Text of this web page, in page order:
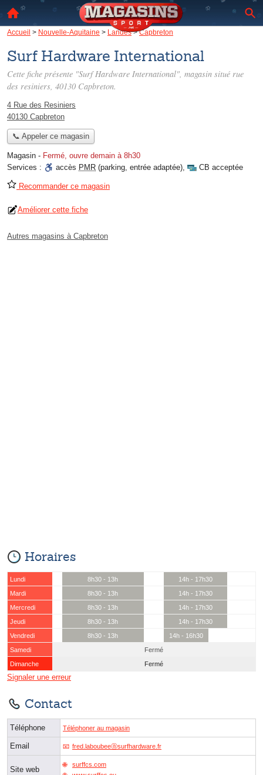
Accueil > Nouvelle-Aquitaine > Landes>Capbreton
Surf Hardware International
Cette fiche présente "Surf Hardware International", magasin situé rue
des resiniers, 40130 Capbreton.
4 Rue des Resiniers
40130 Capbreton
📞 Appeler ce magasin
Magasin - Fermé, ouvre demain à 8h30
Services :
accès PMR (parking, entrée adaptée), CB acceptée
Recommander ce magasin
Améliorer cette fiche
Autres magasins à Capbreton
Horaires
Lundi 8h30 - 13h
14h - 17h30
Mardi
8h30 - 13h
14h - 17h30
Mercredi
8h30 - 13h
14h - 17h30
Jeudi
8h30 - 13h
14h - 17h30
Vendredi
8h30 - 13h
14h - 16h30
Samedi
Fermé
Dimanche
Fermé
Signaler une erreur
Contact
Téléphone Téléphoner au magasin
Email fred.laboubeeⓐsurfhardware.fr
Site web
surffcs.com